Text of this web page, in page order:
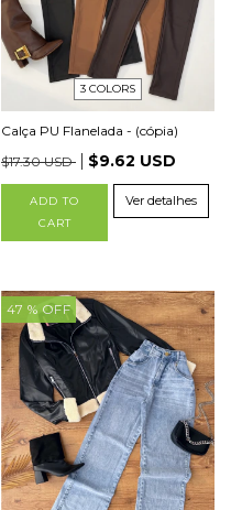
3 COLORS
Calça PU Flanelada - (cópia)
$17.30 USD
$9.62 USD
ADD TO
CART
Ver detalhes
47 % OFF